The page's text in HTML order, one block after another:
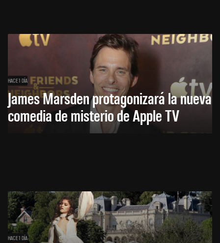
HACE 1 DÍA
James Marsden protagonizará la nueva
comedia de misterio de Apple TV
HACE 1 DÍA